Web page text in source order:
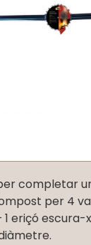
completar
per 4
eriçó escura-